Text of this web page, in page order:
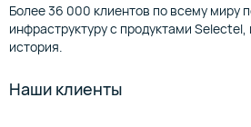
1 420
стоек
50+
продуктов
2N
Более 36 000 клиентов по всему миру
инфраструктуру с продуктами Selectel,
история.
Наши клиенты